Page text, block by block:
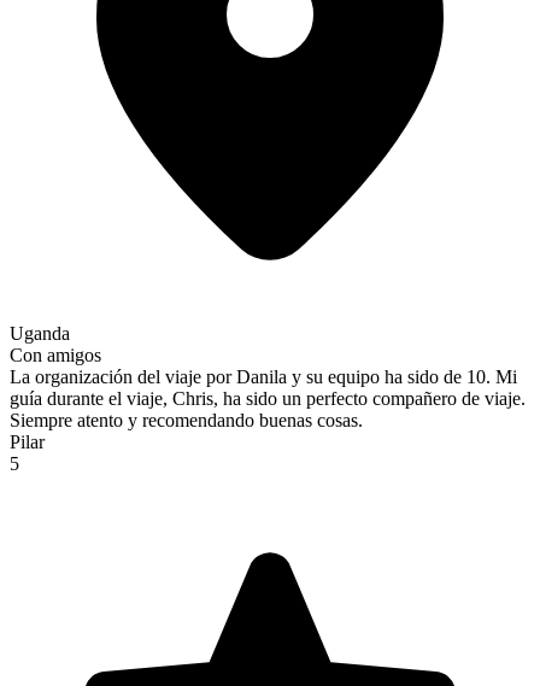
Uganda
Con amigos
La organización del viaje por Danila y su equipo ha sido de 10. Mi
guía durante el viaje, Chris, ha sido un perfecto compañero de viaje.
Siempre atento y recomendando buenas cosas.
Pilar
5